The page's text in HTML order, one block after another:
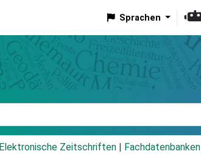
Sprachen
Elektronische Zeitschriften Fachdatenbanken